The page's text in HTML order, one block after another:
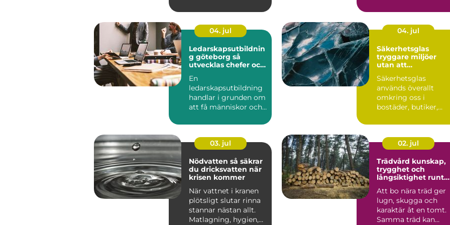
tomt som snabb...
djurintresse...
04. jul
Ledarskapsutbildnin
g göteborg så
utvecklas chefer och
En
ledarskapsutbildning
handlar i grunden om
att få människor och
fungera bättre till...
04. jul
Säkerhetsglas
tryggare miljöer
utan att
design
Säkerhetsglas
används överallt
omkring oss i
bostäder, butiker,
byggnader. Sy...
03. jul
Nödvatten så säkrar
du dricksvatten när
krisen kommer
När vattnet i kranen
plötsligt slutar rinna
stannar nästan allt.
Matlagning, hygien,
02. jul
Trädvård kunskap,
trygghet och
långsiktighet runt
Att bo nära träd ger
lugn, skugga och
karaktär åt en tomt.
Samma träd kan